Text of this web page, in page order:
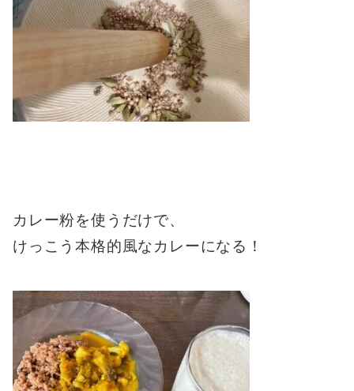
カレー粉を使うだけで、
けっこう本格的風なカレーになる！